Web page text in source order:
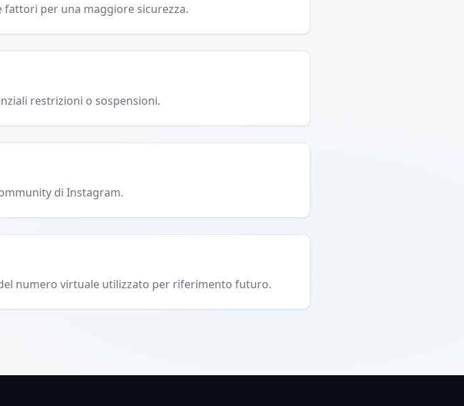
per una maggiore sicurezza.
restrizioni o sospensioni.
di Instagram.
numero virtuale utilizzato per riferimento futuro.